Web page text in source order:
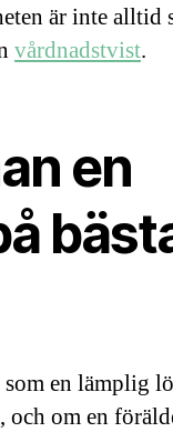
är inte alltid
vårdnadstvist.
en
en lämplig
och om en